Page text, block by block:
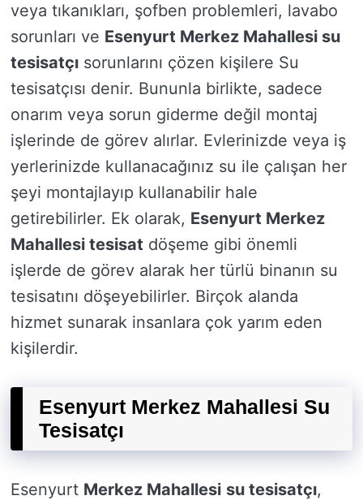
veya tıkanıkları, şofben problemleri, lavabo
sorunları ve Esenyurt Merkez Mahallesi su
tesisatçı sorunlarını çözen kişilere Su
tesisatçısı denir. Bununla birlikte, sadece
onarım veya sorun giderme değil montaj
işlerinde de görev alırlar. Evlerinizde veya iş
yerlerinizde kullanacağınız su ile çalışan her
şeyi montajlayıp kullanabilir hale
getirebilirler. Ek olarak, Esenyurt Merkez
Mahallesi tesisat döşeme gibi önemli
işlerde de görev alarak her türlü binanın su
tesisatını döşeyebilirler. Birçok alanda
hizmet sunarak insanlara çok yarım eden
kişilerdir.
Esenyurt Merkez Mahallesi Su
Tesisatçı
Esenyurt Merkez Mahallesi su tesisatçı,